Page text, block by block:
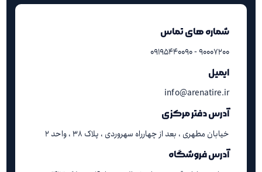
شماره های تماس
۹۰۰۰۷۲۰۰ - ۰۹۱۹۵۴۴۰۰۹۰
ایمیل
info@arenatire.ir
آدرس دفتر مرکزی
خیابان مطهری ، بعد از چهارراه سهروردی ، پلاک ۳۸ ، واحد ۲
آدرس فروشگاه